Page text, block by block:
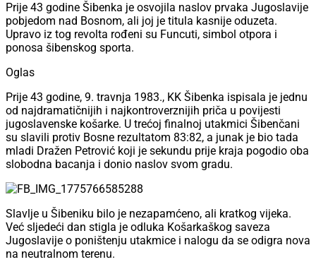
Prije 43 godine Šibenka je osvojila naslov prvaka Jugoslavije
pobjedom nad Bosnom, ali joj je titula kasnije oduzeta.
Upravo iz tog revolta rođeni su Funcuti, simbol otpora i
ponosa šibenskog sporta.
Oglas
Prije 43 godine, 9. travnja 1983., KK Šibenka ispisala je jednu
od najdramatičnijih i najkontroverznijih priča u povijesti
jugoslavenske košarke. U trećoj finalnoj utakmici Šibenčani
su slavili protiv Bosne rezultatom 83:82, a junak je bio tada
mladi Dražen Petrović koji je sekundu prije kraja pogodio oba
slobodna bacanja i donio naslov svom gradu.
Slavlje u Šibeniku bilo je nezapamćeno, ali kratkog vijeka.
Već sljedeći dan stigla je odluka Košarkaškog saveza
Jugoslavije o poništenju utakmice i nalogu da se odigra nova
na neutralnom terenu.